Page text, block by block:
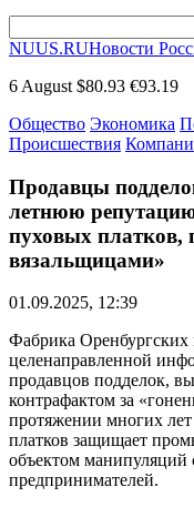
NUUS.RUНовости
6 August $80.93 €93.19
Общество Экономика
Происшествия
Продавцы
летнюю
пуховых
вязальщицами»
01.09.2025, 12:39
Фабрика Оренбургских
целенаправленной
продавцов подделок,
контрафактом за
протяжении многих
платков защищает
объектом манипуляций
предпринимателей.